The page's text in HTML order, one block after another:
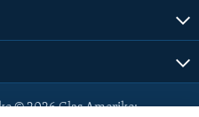
© 2026 Glas Amerike: